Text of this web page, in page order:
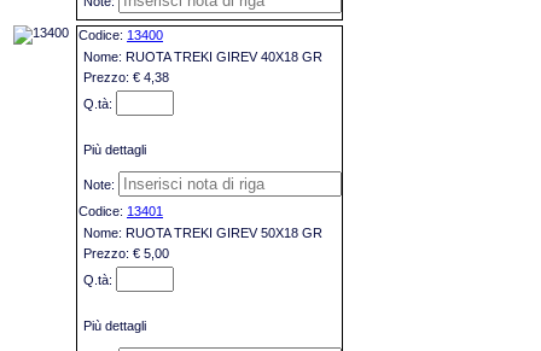
13400
RUOTA TREKI GIREV 40X18 GR
€ 4,38
Più dettagli
13401
RUOTA TREKI GIREV 50X18 GR
€ 5,00
Più dettagli